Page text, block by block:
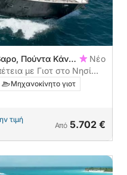
Πούντα Κάνα,
Νέο
με Γιοτ στο Νησί
Μηχανοκίνητο γιοτ
τιμή
Από 5.702 €